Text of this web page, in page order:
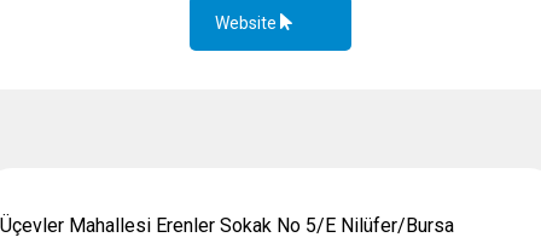
Website
Üçevler Mahallesi Erenler Sokak No 5/E Nilüfer/Bursa